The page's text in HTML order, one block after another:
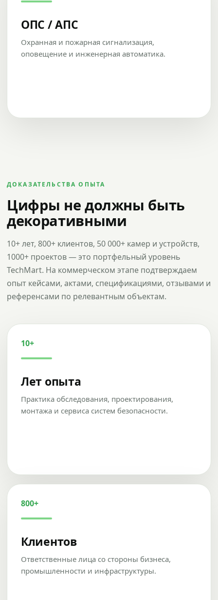
ОПС / АПС
Охранная и пожарная сигнализация,
оповещение и инженерная автоматика.
ДОКАЗАТЕЛЬСТВА ОПЫТА
Цифры не должны быть
декоративными
10+ лет, 800+ клиентов, 50 000+ камер и устройств,
1000+ проектов — это портфельный уровень
TechMart. На коммерческом этапе подтверждаем
опыт кейсами, актами, спецификациями, отзывами и
референсами по релевантным объектам.
10+
Лет опыта
Практика обследования, проектирования,
монтажа и сервиса систем безопасности.
800+
Клиентов
Ответственные лица со стороны бизнеса,
промышленности и инфраструктуры.